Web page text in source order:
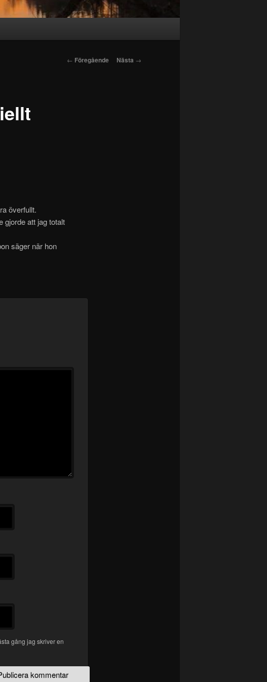
Inläggsnavigering
← Föregående Nästa →
överfullt.
gjorde att jag totalt
säger när hon
gång jag skriver en